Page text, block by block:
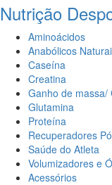
Nutrição
Aminoácidos
Anabólicos
Caseína
Creatina
Ganho de massa/
Glutamina
Proteína
Recuperadores
Saúde do Atleta
Volumizadores e
Acessórios